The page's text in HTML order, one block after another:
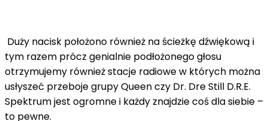
Duży nacisk położono również na ścieżkę dźwiękową i
tym razem prócz genialnie podłożonego głosu
otrzymujemy również stacje radiowe w których można
usłyszeć przeboje grupy Queen czy Dr. Dre Still D.R.E.
Spektrum jest ogromne i każdy znajdzie coś dla siebie –
to pewne.